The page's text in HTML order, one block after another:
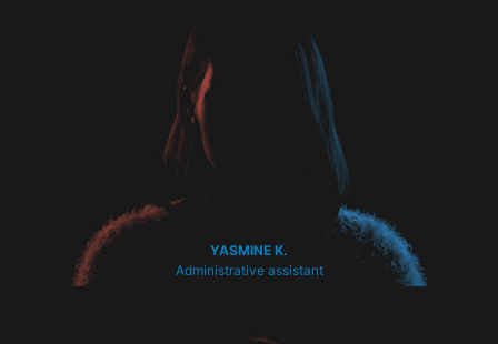
YASMINE K.
Administrative assistant